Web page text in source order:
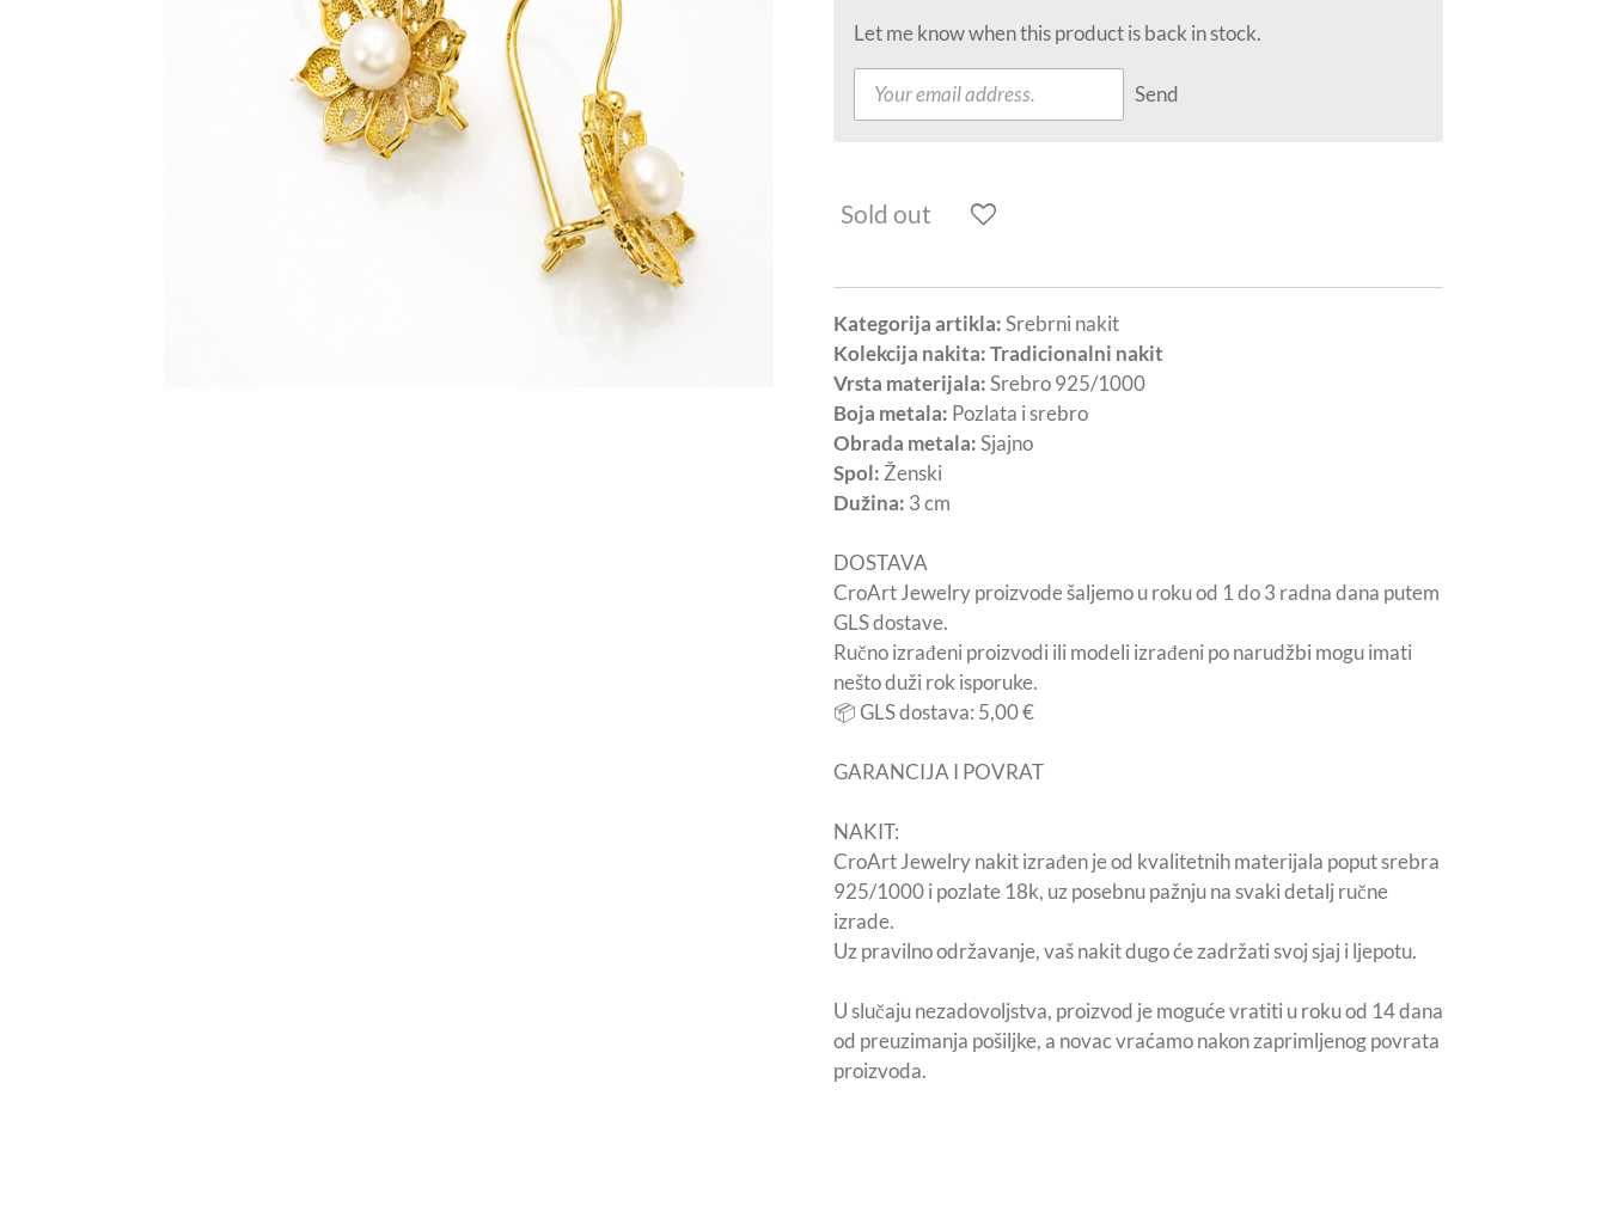
Let me know when this product is back in stock.
Send
Sold out
Kategorija artikla:Srebrni nakit
Kolekcija nakita: Tradicionalni nakit
Vrsta materijala:Srebro 925/1000
Boja metala: Pozlata i srebro
Obrada metala:Sjajno
Spol: Ženski
Dužina: 3 cm
DOSTAVA
CroArt Jewelry proizvode šaljemo u roku od 1 do 3 radna dana putem
GLS dostave.
Ručno izrađeni proizvodi ili modeli izrađeni po narudžbi mogu imati
nešto duži rok isporuke.
📦 GLS dostava: 5,00 €
GARANCIJA I POVRAT
NAKIT:
CroArt Jewelry nakit izrađen je od kvalitetnih materijala poput srebra
925/1000 i pozlate 18k, uz posebnu pažnju na svaki detalj ručne
izrade.
Uz pravilno održavanje, vaš nakit dugo će zadržati svoj sjaj i ljepotu.
U slučaju nezadovoljstva, proizvod je moguće vratiti u roku od 14 dana
od preuzimanja pošiljke, a novac vraćamo nakon zaprimljenog povrata
proizvoda.